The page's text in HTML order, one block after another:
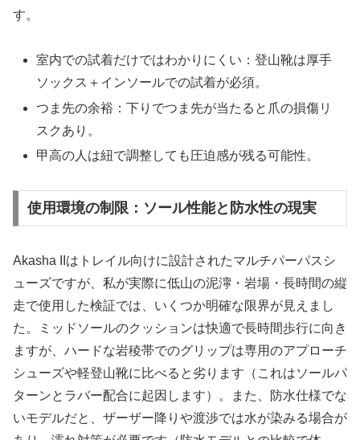
す。
室内での試着だけではわかりにくい：登山靴は厚手
ソックス＋インソールでの試着が必須。
つま先の余裕：下りでつま先が当たると爪の損傷リ
スクあり。
甲高の人は紐で調整しても圧迫感が残る可能性。
使用環境の制限：ソール性能と防水性の現実
Akasha IIはトレイル向けに設計されたマルチパーパスシ
ューズですが、私が実際に低山の泥濘・岩場・長時間の縦
走で使用した検証では、いくつか明確な限界が見えまし
た。ミッドソールのクッションは快適で長時間歩行に向き
ますが、ハードな岩稜帯でのグリップは専用のアプローチ
シューズや軽登山靴に比べると劣ります（これはソールパ
ターンとラバー配合に起因します）。また、防水仕様でな
いモデルだと、ザーザー降りや渡渉では水が染みる場合が